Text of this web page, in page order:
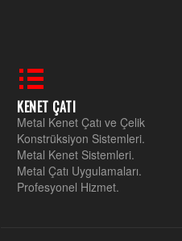
KENET ÇATI
Metal Kenet Çatı ve Çelik
Konstrüksiyon Sistemleri.
Metal Kenet Sistemleri.
Metal Çatı Uygulamaları.
Profesyonel Hizmet.